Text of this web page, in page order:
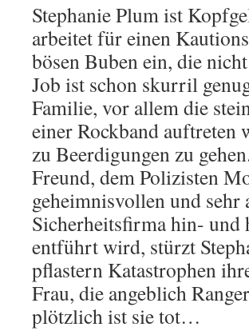
Stephanie Plum ist
arbeitet für einen
bösen Buben ein, die
Job ist schon skurril
Familie, vor allem die
einer Rockband
zu Beerdigungen zu
Freund, dem Polizisten
geheimnisvollen und sehr
Sicherheitsfirma hin- und
entführt wird, stürzt
pflastern Katastrophen
Frau, die angeblich
plötzlich ist sie tot…